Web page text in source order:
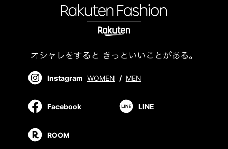
Instagram WOMEN / MEN
Facebook LINE
ROOM